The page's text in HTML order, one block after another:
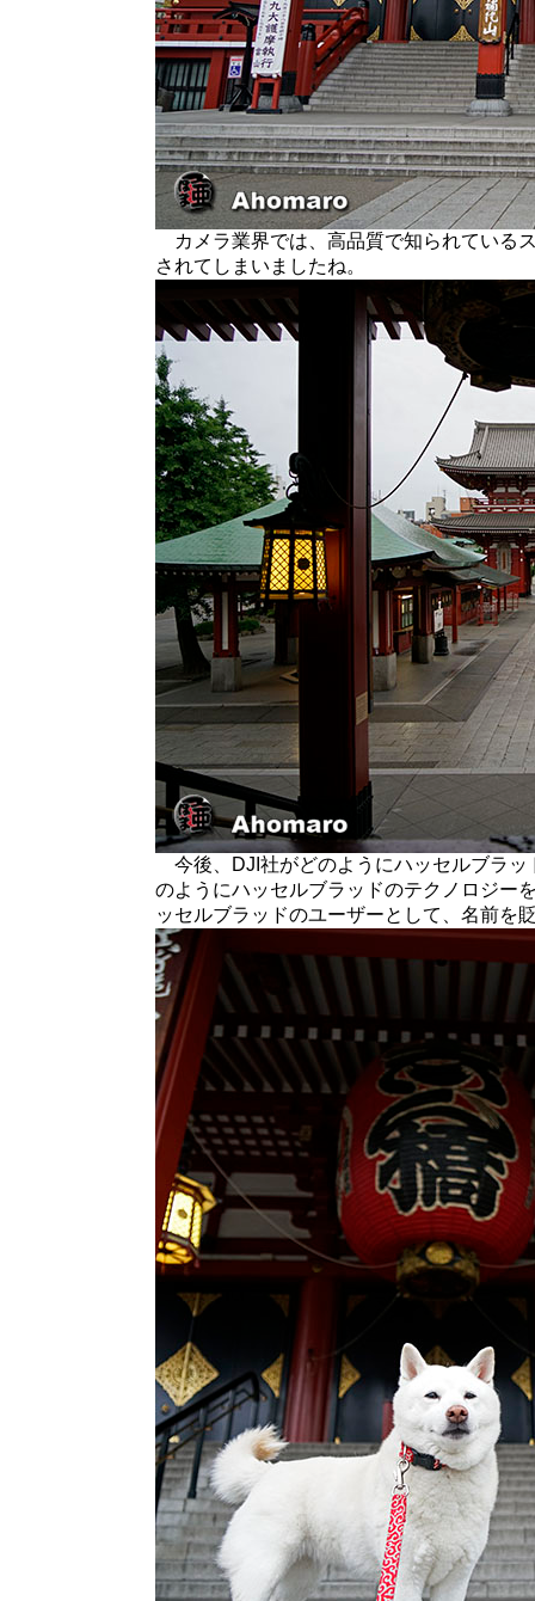
カメラ業界では、高品質で知られている
されてしまいましたね。
今後、DJI社がどのようにハッセルブラッ
のようにハッセルブラッドのテクノロジー
ッセルブラッドのユーザーとして、名前を